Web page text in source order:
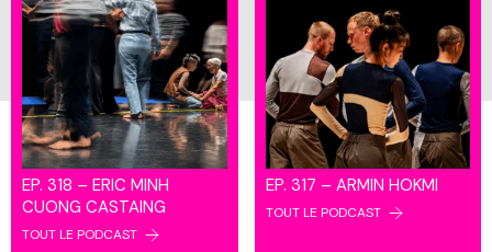
EP. 318 – ERIC MINH
CUONG CASTAING
TOUT LE PODCAST
EP. 317 – ARMIN HOKMI
TOUT LE PODCAST